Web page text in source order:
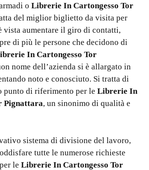
o Librerie In Cartongesso Tor
del miglior biglietto da visita per
vista aumentare il giro di contatti,
di più le persone che decidono di
In Cartongesso Tor
nome dell’azienda si è allargato in
noto e conosciuto. Si tratta di
punto di riferimento per le Librerie In
Pignattara, un sinonimo di qualità e
sistema di divisione del lavoro,
tutte le numerose richieste
le Librerie In Cartongesso Tor